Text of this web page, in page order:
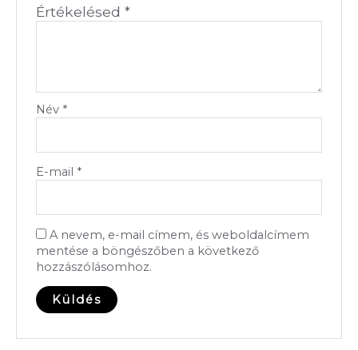
Értékelésed*
Név *
E-mail *
A nevem, e-mail címem, és weboldalcímem
mentése a böngészőben a következő
hozzászólásomhoz.